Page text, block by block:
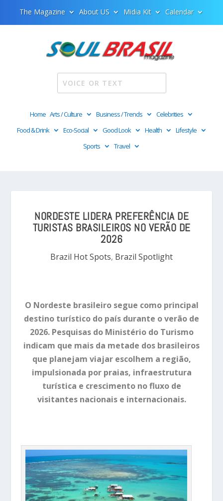
The Magazine About US Midia Kit Calendar
Home Arts / Culture Business / Trends
Celebrities
Food & Drink
Eco-Social Good Look Health
Lifestyle
Sports
Travel
NORDESTE LIDERA PREFERÊNCIA DE
TURISTAS BRASILEIROS NO VERÃO DE
2026
Brazil Hot Spots, Brazil Spotlight
O Nordeste brasileiro segue como principal
destino turístico do país durante o verão de
2026. Pesquisas do Ministério do Turismo
indicam que mais da metade dos brasileiros
que planejam viajar escolhem a região,
impulsionada por praias, infraestrutura
turística e crescimento no fluxo de
visitantes nacionais e internacionais.